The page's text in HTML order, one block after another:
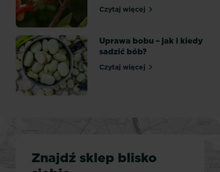
Czytaj więcejPrzycinanie drzew
Uprawa bobu – jak i kiedy
sadzić bób?
Czytaj więcejUprawa bobu – jak i kiedy
Znajdź sklep blisko